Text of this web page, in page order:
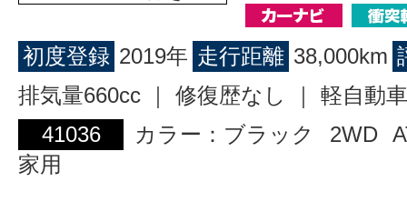
初度登録 2019年 走行距離 38,000km
排気量660cc ｜ 修復歴なし ｜ 軽自動車
41036
カラー：ブラック 2WD
家用